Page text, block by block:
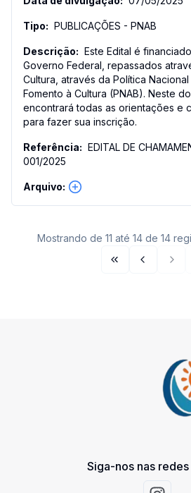
PUBLICAÇÕES - PNAB
Este Edital é
Governo Federal, repassados
Cultura, através da Política
Fomento à Cultura (PNAB). Neste
encontrará todas as orientações e
para fazer sua inscrição.
EDITAL DE
001/2025
Mostrando de 11 até 14 de 14
Primeira página
Página
Siga-nos nas